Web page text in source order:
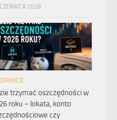
2026
trzymać oszczędności w
roku – lokata, konto
czy